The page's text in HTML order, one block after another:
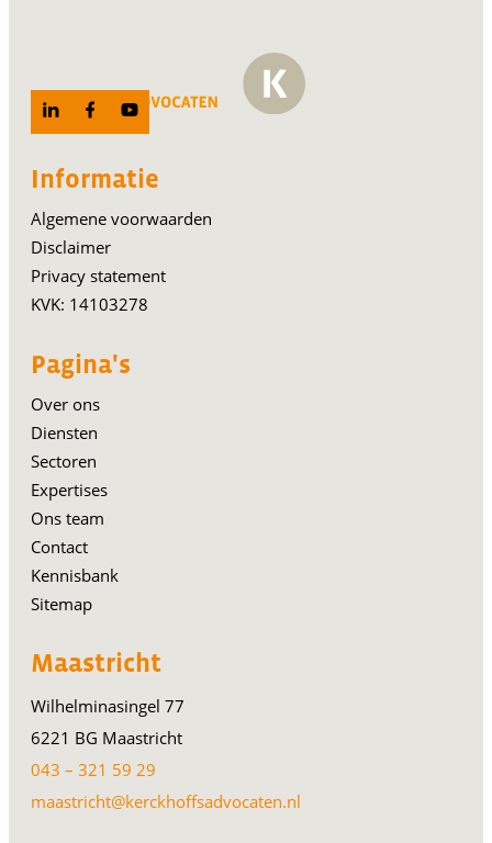
Informatie
Algemene voorwaarden
Disclaimer
Privacy statement
KVK: 14103278
Pagina's
Over ons
Diensten
Sectoren
Expertises
Ons team
Contact
Kennisbank
Sitemap
Maastricht
Wilhelminasingel 77
6221 BG Maastricht
043 – 321 59 29
maastricht@kerckhoffsadvocaten.nl